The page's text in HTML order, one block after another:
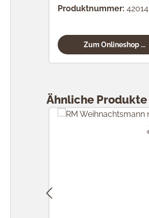
Produktnummer: 42014
Zum Onlineshop ...
Ähnliche Produkte